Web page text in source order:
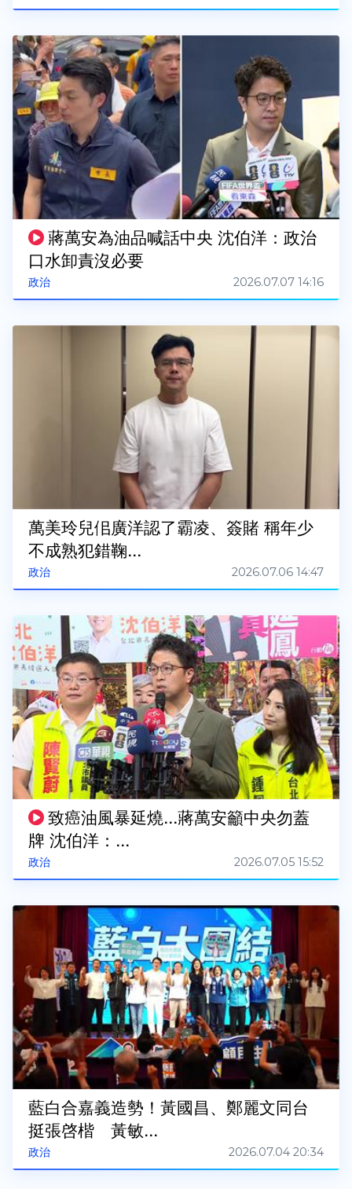
政治
蔣萬安為油品喊話中央 沈伯洋：政治
口水卸責沒必要
2026.07.07 14:16
政治
萬美玲兒佀廣洋認了霸凌、簽賭 稱年少
不成熟犯錯鞠...
2026.07.06 14:47
政治
致癌油風暴延燒...蔣萬安籲中央勿蓋
牌 沈伯洋：...
2026.07.05 15:52
政治
藍白合嘉義造勢！黃國昌、鄭麗文同台
挺張啓楷 黃敏...
2026.07.04 20:34